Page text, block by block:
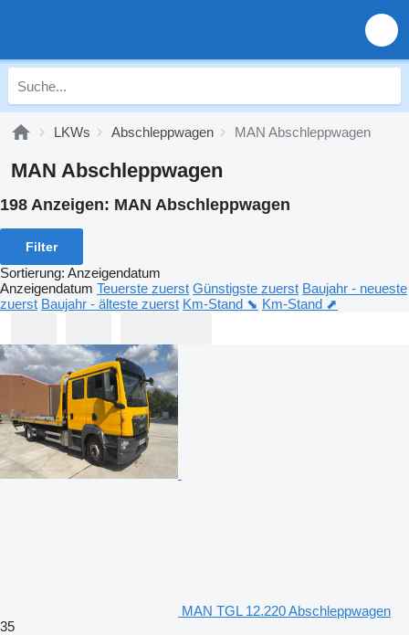
LKWs Abschleppwagen MAN Abschleppwagen
MAN Abschleppwagen
198 Anzeigen: MAN Abschleppwagen
Filter
Sortierung: Anzeigendatum
Anzeigendatum Teuerste zuerst Günstigste zuerst Baujahr - neueste
zuerst Baujahr - älteste zuerst Km-Stand ⬊ Km-Stand ⬈
MAN TGL 12.220 Abschleppwagen
35